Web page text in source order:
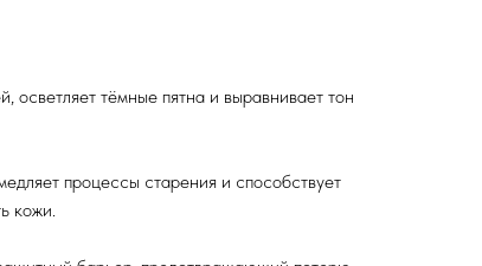
осветляет тёмные пятна и выравнивает тон
процессы старения и способствует
кожи.